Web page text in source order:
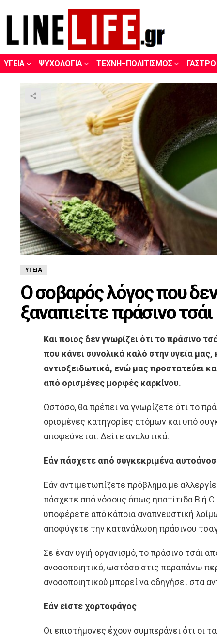
ΥΓΕΊΑ ΨΥΧΟΛΟΓΊΑ ΤΈΧΝΗ-ΠΟΛΙΤΙΣΜΌΣ
ΥΓΕΊΑ
Ο σοβαρός λόγος που
ξαναπιείτε πράσινο
Και ποιος δεν γνωρίζει ότι το πράσινο
που κάνει συνολικά καλό στην υγεία μας,
αντιοξειδωτικά, ενώ μας προστατεύει
από ορισμένες μορφές καρκίνου.
Ωστόσο, θα πρέπει να γνωρίζετε ότι το
ορισμένες κατηγορίες ατόμων και υπό
αποφεύγεται. Δείτε αναλυτικά:
Εάν πάσχετε από συγκεκριμένα
Εάν αντιμετωπίζετε πρόβλημα με
πάσχετε από νόσους όπως ηπατίτιδα Β ή C
υποφέρετε από κάποια αναπνευστική
αποφύγετε την κατανάλωση πράσινου
Σε έναν υγιή οργανισμό, το πράσινο τσάι
ανοσοποιητικό, ωστόσο στις παραπάνω
ανοσοποιητικού μπορεί να οδηγήσει στα
Εάν είστε χορτοφάγος
Οι επιστήμονες έχουν συμπεράνει ότι οι